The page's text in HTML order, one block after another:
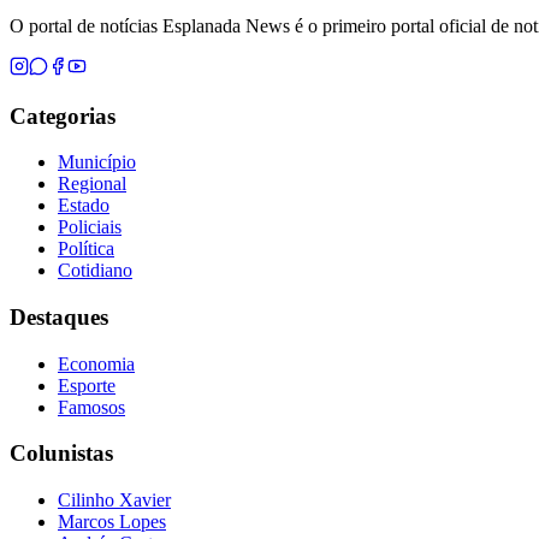
O portal de notícias Esplanada News é o primeiro portal oficial de
Categorias
Município
Regional
Estado
Policiais
Política
Cotidiano
Destaques
Economia
Esporte
Famosos
Colunistas
Cilinho Xavier
Marcos Lopes